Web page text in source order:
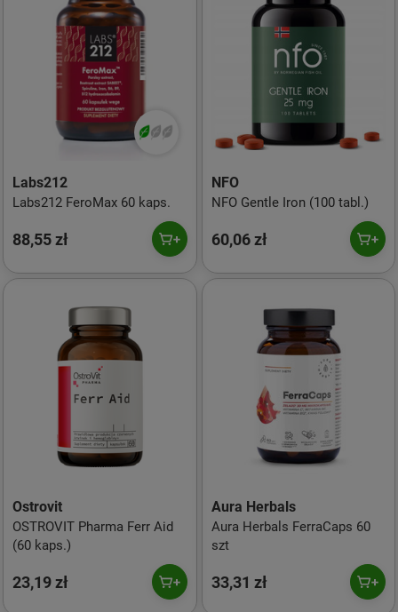
Labs212
Labs212 FeroMax 60 kaps.
88,55 zł
NFO
NFO Gentle Iron (100 tabl.)
60,06 zł
Ostrovit
OSTROVIT Pharma Ferr Aid
(60 kaps.)
23,19 zł
Aura Herbals
Aura Herbals FerraCaps 60
szt
33,31 zł